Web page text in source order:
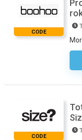
CODE
CODE